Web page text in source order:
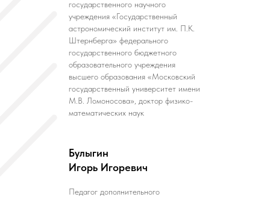
государственного научного
учреждения «Государственный
астрономический институт им. П.К.
Штернберга» федерального
государственного бюджетного
образовательного учреждения
высшего образования «Московский
государственный университет имени
М.В. Ломоносова», доктор физико-
математических наук
Булыгин
Игорь Игоревич
Педагог дополнительного